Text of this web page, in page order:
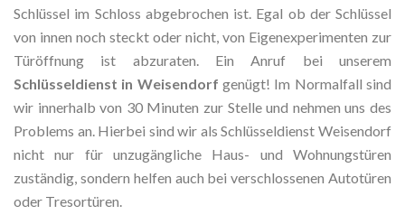
Schlüssel im Schloss abgebrochen ist. Egal ob der Schlüssel
von innen noch steckt oder nicht, von Eigenexperimenten zur
Türöffnung ist abzuraten. Ein Anruf bei unserem
Schlüsseldienst in Weisendorf genügt! Im Normalfall sind
wir innerhalb von 30 Minuten zur Stelle und nehmen uns des
Problems an. Hierbei sind wir als Schlüsseldienst Weisendorf
nicht nur für unzugängliche Haus- und Wohnungstüren
zuständig, sondern helfen auch bei verschlossenen Autotüren
oder Tresortüren.